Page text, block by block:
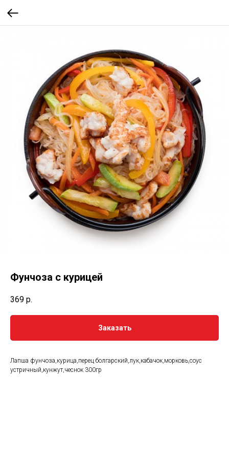
Фунчоза с курицей
369 р.
Заказать
Лапша фунчоза,курица,перец болгарский,лук,кабачок,морковь,соус
устричный,кунжут,чеснок 300гр